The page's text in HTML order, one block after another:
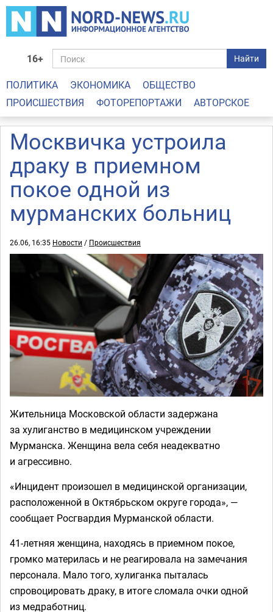
16+ Найти
ПОЛИТИКА ЭКОНОМИКА
ОБЩЕСТВО
ПРОИСШЕСТВИЯ
ФОТОРЕПОРТАЖИ АВТОРСКОЕ
Москвичка устроила
драку в приемном
покое одной из
мурманских больниц
26.06, 16:35 Новости / Происшествия
Жительница Московской области задержана
за хулиганство в медицинском учреждении
Мурманска. Женщина вела себя неадекватно
и агрессивно.
«Инцидент произошел в медицинской организации,
расположенной в Октябрьском округе города», —
сообщает Росгвардия Мурманской области.
41-летняя женщина, находясь в приемном покое,
громко материлась и не реагировала на замечания
персонала. Мало того, хулиганка пыталась
спровоцировать драку, в итоге сломала очки одной
из медработниц.